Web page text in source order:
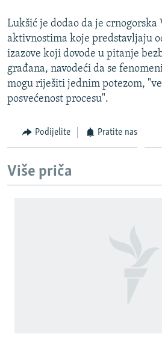
Lukšić je dodao da je crnogorska
aktivnostima koje predstavljaju
izazove koji dovode u pitanje
građana, navodeći da se
mogu riješiti jednim potezom,
posvećenost procesu".
Podijelite Pratite nas
Više priča